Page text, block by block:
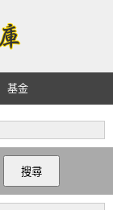
基金